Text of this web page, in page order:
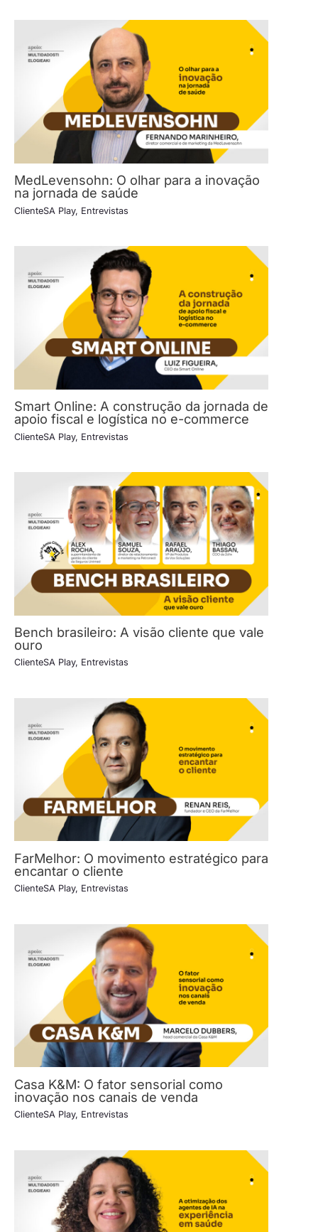
MedLevensohn: O olhar para a inovação
na jornada de saúde
ClienteSA Play, Entrevistas
Smart Online: A construção da jornada de
apoio fiscal e logística no e-commerce
ClienteSA Play, Entrevistas
Bench brasileiro: A visão cliente que vale
ouro
ClienteSA Play, Entrevistas
FarMelhor: O movimento estratégico para
encantar o cliente
ClienteSA Play, Entrevistas
Casa K&M: O fator sensorial como
inovação nos canais de venda
ClienteSA Play, Entrevistas